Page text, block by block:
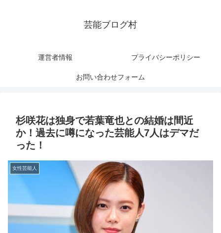
芸能ブログ村
運営者情報 プライバシーポリシー
お問い合わせフォーム
杉咲花は独身で若葉竜也との結婚は間近
か！過去に噂になった芸能人7人はデマだ
った！
女性芸能人